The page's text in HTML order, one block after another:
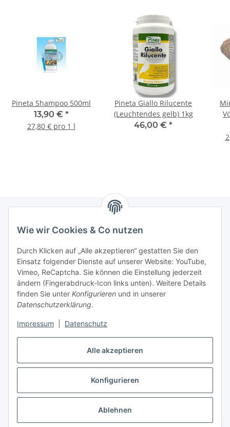
Alle akzeptieren
Konfigurieren
Ablehnen
Wie wir Cookies & Co nutzen
Durch Klicken auf „Alle akzeptieren“ gestatten Sie den
Einsatz folgender Dienste auf unserer Website: YouTube,
Vimeo, ReCaptcha. Sie können die Einstellung jederzeit
ändern (Fingerabdruck-Icon links unten). Weitere Details
finden Sie unter Konfigurieren und in unserer
Datenschutzerklärung.
Impressum Datenschutz
Pineta Shampoo 500ml
13,90 € *
27,80 € pro 1 l
Pineta Giallo Rilucente
(Leuchtendes gelb) 1kg
46,00 € *
Informationen
Gesetzliche Informationen
Mein Konto
masterframe GmbH
Vertrag widerrufen
* Alle Preise inkl. gesetzlicher USt., zzgl.Versand